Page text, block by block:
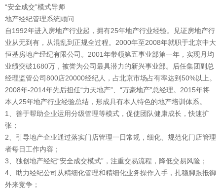
“安全成交”模式导师
地产经纪管理系统顾问
自1992年进入房地产行业起，拥有25年地产行业经验。见证房地产行
业从无到有，从混乱到正规全过程。2000年至2008年就职于北京中大
恒基房地产经纪有限公司。2001年带领第五事业部第一年，实现月均
业绩突破1680万，被誉为公司最具潜力的新兴事业部。后任集团副总
经理监管公司800店20000经纪人，占北京市场占有率达到50%以上。
2008年-2014年先后担任“力天地产”、“万豪地产”总经理。2015年将
本人25年地产行业经验总结，形成具有本人特色的地产培训体系。
1、善于帮助企业运用分级管理等模式，促使团队健康成长，快速扩
张；
2、引导地产企业通过落实门店管理一日常规，细化、规范化门店管理
者每日工作内容；
3、独创地产经纪“安全成交模式”，注重交易流程，降低交易风险；
4、助力经纪公司从精细化管理和精细化业务操作入手，扎稳脚跟抵御
外来竞争；